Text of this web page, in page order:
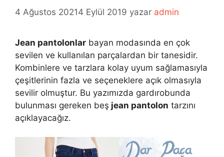
4 Ağustos 20214 Eylül 2019 yazar admin
Jean pantolonlar bayan modasında en çok
sevilen ve kullanılan parçalardan bir tanesidir.
Kombinlere ve tarzlara kolay uyum sağlamasıyla
çeşitlerinin fazla ve seçeneklere açık olmasıyla
sevilir olmuştur. Bu yazımızda gardırobunda
bulunması gereken beş jean pantolon tarzını
açıklayacağız.